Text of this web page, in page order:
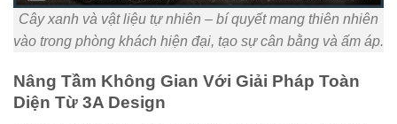
Cây xanh và vật liệu tự nhiên – bí quyết mang thiên nhiên
vào trong phòng khách hiện đại, tạo sự cân bằng và ấm áp.
Nâng Tầm Không Gian Với Giải Pháp Toàn
Diện Từ 3A Design